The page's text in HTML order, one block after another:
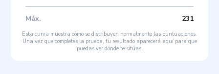
Máx. 231
Esta curva muestra cómo se distribuyen normalmente las puntuaciones.
Una vez que completes la prueba, tu resultado aparecerá aquí para que
puedas ver dónde te sitúas.